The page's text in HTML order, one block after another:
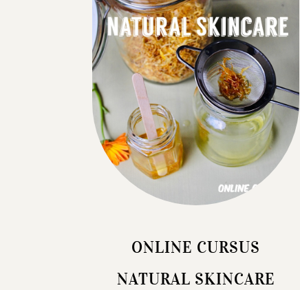
ONLINE CURSUS
NATURAL SKINCARE